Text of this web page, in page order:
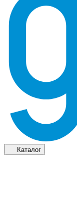
Каталог